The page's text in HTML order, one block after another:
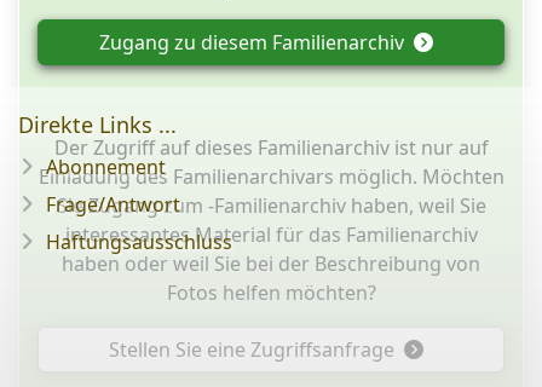
Zugang zu diesem Familienarchiv
Der Zugriff auf dieses Familienarchiv ist nur auf
Einladung des Familienarchivars möglich. Möchten
Sie Zugang zum -Familienarchiv haben, weil Sie
interessantes Material für das Familienarchiv
haben oder weil Sie bei der Beschreibung von
Fotos helfen möchten?
Stellen Sie eine Zugriffsanfrage
Direkte Links ...
Abonnement
Frage/Antwort
Haftungsausschluss